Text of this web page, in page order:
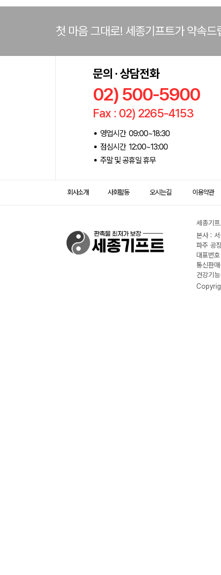
첫 마음 그대로! 세종기프트가 약속드
문의 · 상담전화
02) 500-5900
Fax : 02) 2265-4153
영업시간 09:00~18:30
점심시간 12:00~13:00
주말 및 공휴일 휴무
회사소개 사회활동 오시는길 이용약관
세종기
본사 :
파주 공
대표번
통신판
건강기